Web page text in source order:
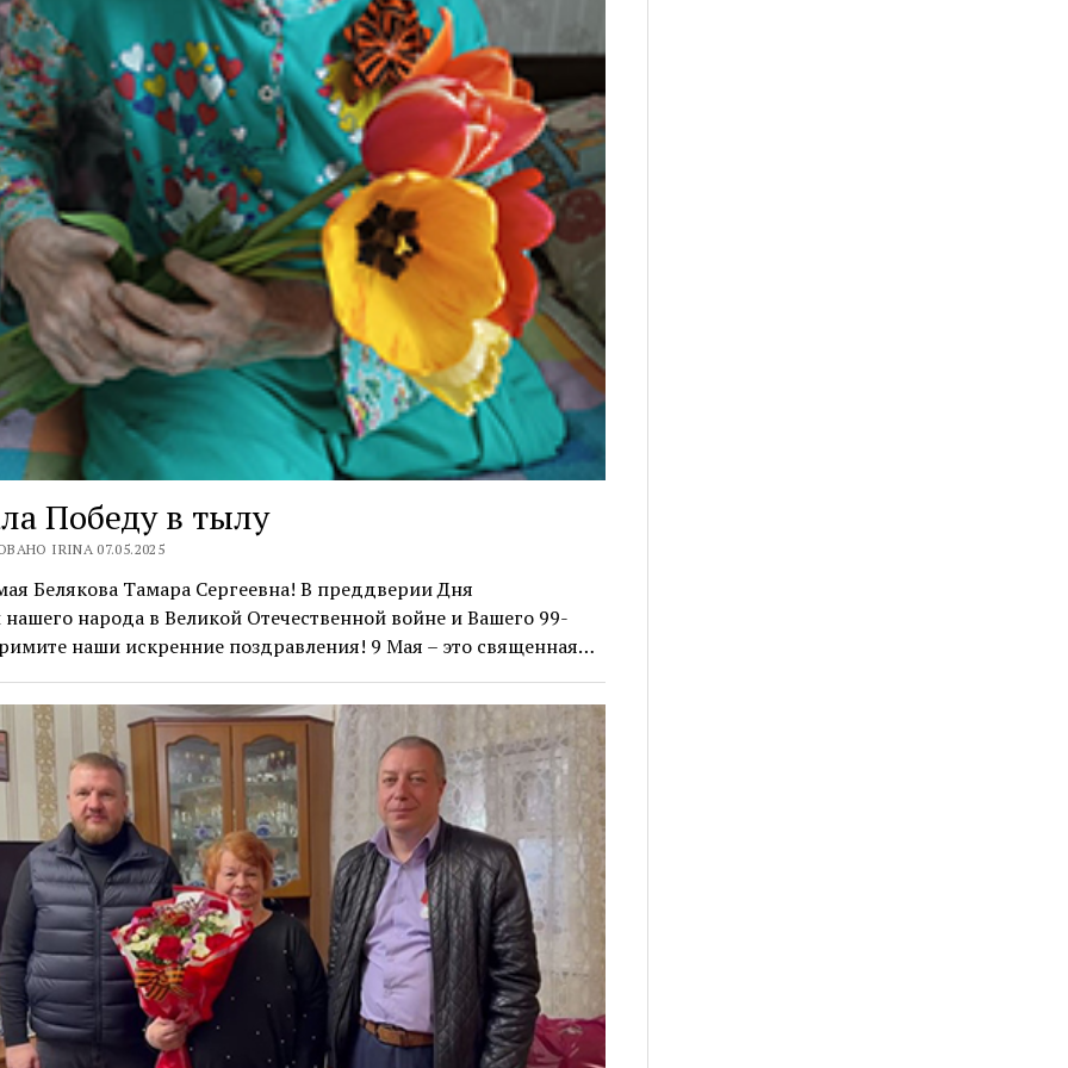
Победу в тылу
IRINA 07.05.2025
Белякова Тамара Сергеевна! В преддверии Дня
народа в Великой Отечественной войне и Вашего 99-
наши искренние поздравления! 9 Мая – это священная…